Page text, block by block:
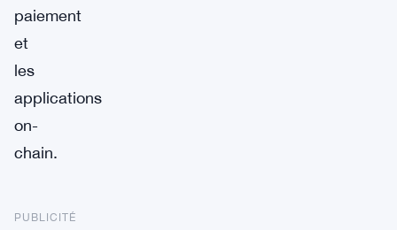
paiement
et
les
applications
on-
chain.
PUBLICITÉ